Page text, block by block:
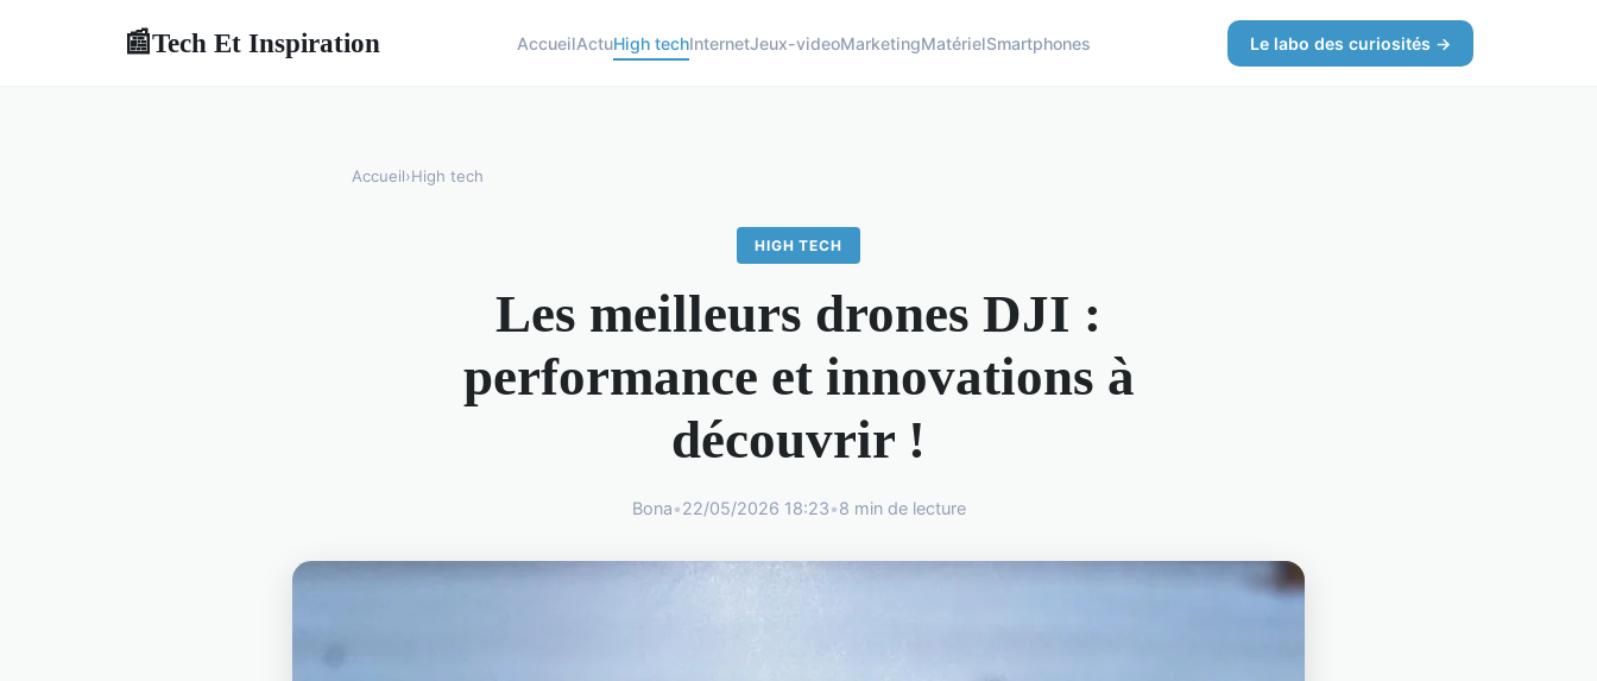
📰Tech Et Inspiration AccueilActuHigh techInternetJeux-videoMarketingMatérielSmartphones Le labo des curiosités →
Accueil›High tech
HIGH TECH
Les meilleurs drones DJI :
performance et innovations à
découvrir !
Bona•22/05/2026 18:23•8 min de lecture